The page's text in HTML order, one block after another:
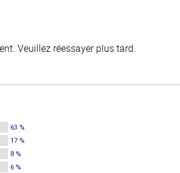
Veuillez réessayer plus tard.
63 %
17 %
8 %
6 %